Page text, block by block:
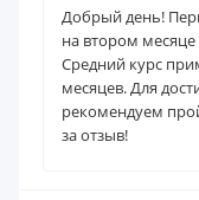
Добрый день!
на втором
Средний курс
месяцев. Для
рекомендуем
за отзыв!